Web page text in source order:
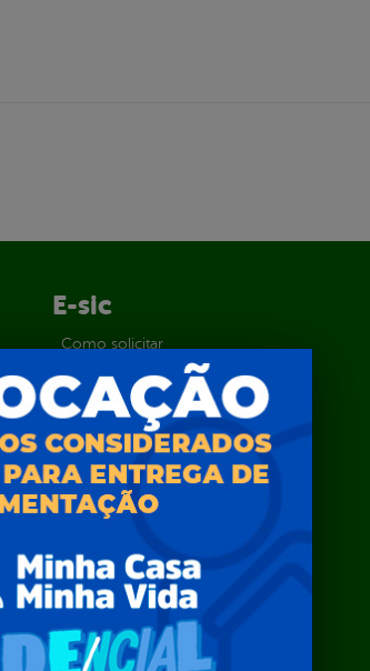
E-sic
Como solicitar
Consulte sua Solicitação
Decretos
Estatísticas
Formulários
Prazos e autoridades
Sic Físico
Solicitar um pedido